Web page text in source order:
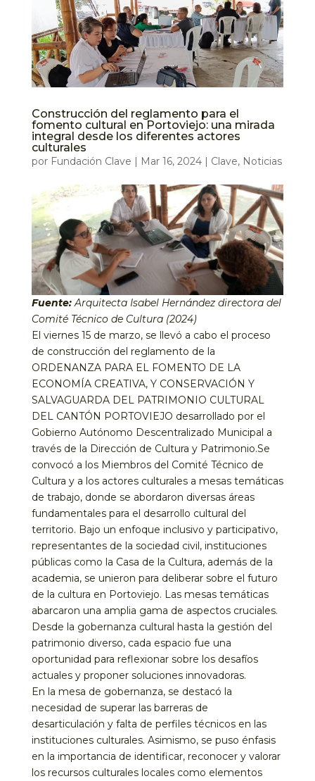
Construcción del reglamento para el
fomento cultural en Portoviejo: una mirada
integral desde los diferentes actores
culturales
por Fundación Clave | Mar 16, 2024| Clave, Noticias
Fuente:Arquitecta Isabel Hernández directora del
Comité Técnico de Cultura (2024)
El viernes 15 de marzo, se llevó a cabo el proceso
de construcción del reglamento de la
ORDENANZA PARA EL FOMENTO DE LA
ECONOMÍA CREATIVA, Y CONSERVACIÓN Y
SALVAGUARDA DEL PATRIMONIO CULTURAL
DEL CANTÓN PORTOVIEJO desarrollado por el
Gobierno Autónomo Descentralizado Municipal a
través de la Dirección de Cultura y Patrimonio.Se
convocó a los Miembros del Comité Técnico de
Cultura y a los actores culturales a mesas temáticas
de trabajo, donde se abordaron diversas áreas
fundamentales para el desarrollo cultural del
territorio. Bajo un enfoque inclusivo y participativo,
representantes de la sociedad civil, instituciones
públicas como la Casa de la Cultura, además de la
academia, se unieron para deliberar sobre el futuro
de la cultura en Portoviejo. Las mesas temáticas
abarcaron una amplia gama de aspectos cruciales.
Desde la gobernanza cultural hasta la gestión del
patrimonio diverso, cada espacio fue una
oportunidad para reflexionar sobre los desafíos
actuales y proponer soluciones innovadoras.
En la mesa de gobernanza, se destacó la
necesidad de superar las barreras de
desarticulación y falta de perfiles técnicos en las
instituciones culturales. Asimismo, se puso énfasis
en la importancia de identificar, reconocer y valorar
los recursos culturales locales como elementos